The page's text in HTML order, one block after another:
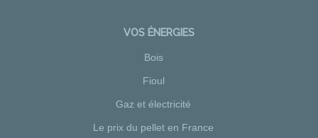
VOS ÉNERGIES
Bois
Fioul
Gaz et électricité
Le prix du pellet en France